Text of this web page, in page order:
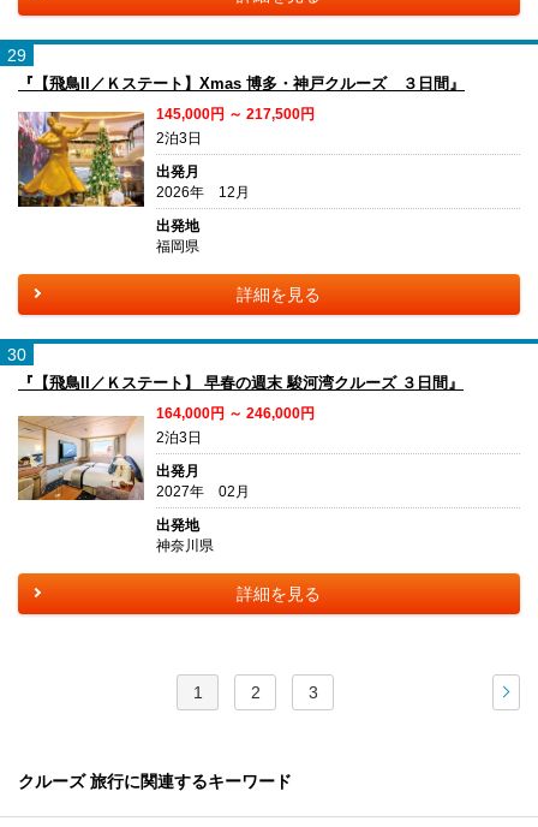
29
『【飛鳥II／Ｋステート】Xmas 博多・神戸クルーズ ３日間』
145,000円 ～ 217,500円
2泊3日
出発月
2026年 12月
出発地
福岡県
詳細を見る
30
『【飛鳥II／Ｋステート】 早春の週末 駿河湾クルーズ ３日間』
164,000円 ～ 246,000円
2泊3日
出発月
2027年 02月
出発地
神奈川県
詳細を見る
1 2 3
クルーズ 旅行に関連するキーワード